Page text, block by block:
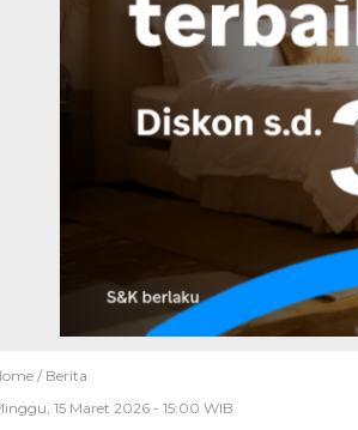
/ Berita
15 Maret 2026 - 15:00 WIB